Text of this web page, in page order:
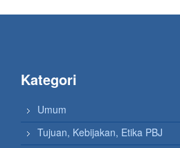
Kategori
Umum
Tujuan, Kebijakan, Etika PBJ